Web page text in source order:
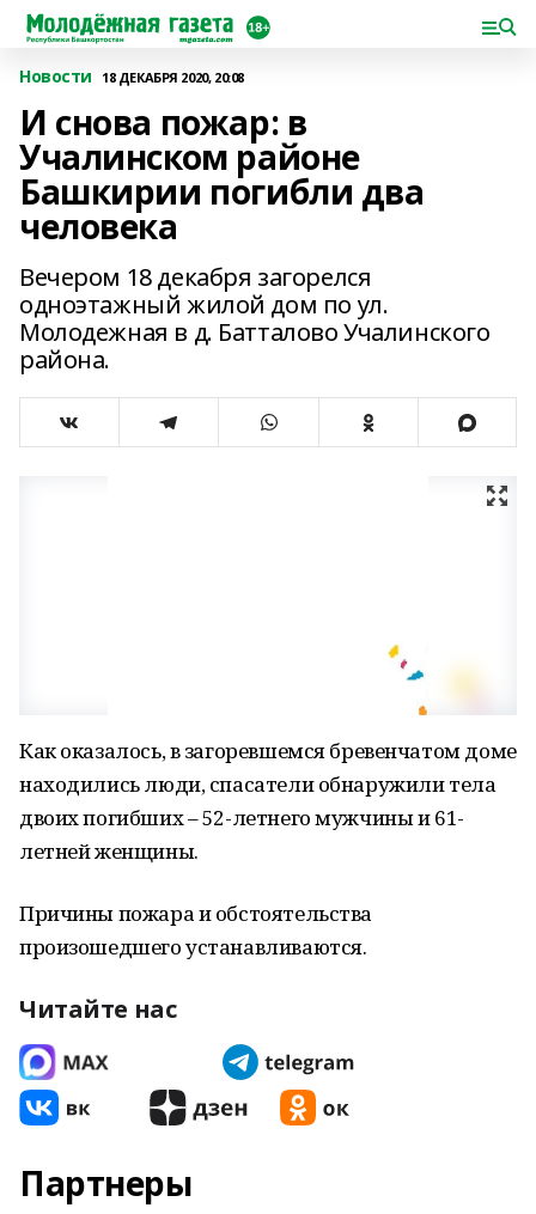
Новости 18 ДЕКАБРЯ 2020, 20:08
И снова пожар: в
Учалинском районе
Башкирии погибли два
человека
Вечером 18 декабря загорелся
одноэтажный жилой дом по ул.
Молодежная в д. Батталово Учалинского
района.
Как оказалось, в загоревшемся бревенчатом доме
находились люди, спасатели обнаружили тела
двоих погибших – 52-летнего мужчины и 61-
летней женщины.
Причины пожара и обстоятельства
произошедшего устанавливаются.
Читайте нас
Партнеры